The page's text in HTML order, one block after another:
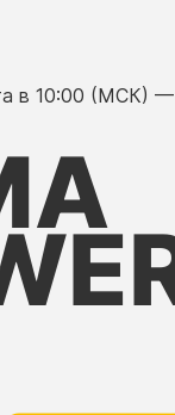
в 10:00 (МСК)